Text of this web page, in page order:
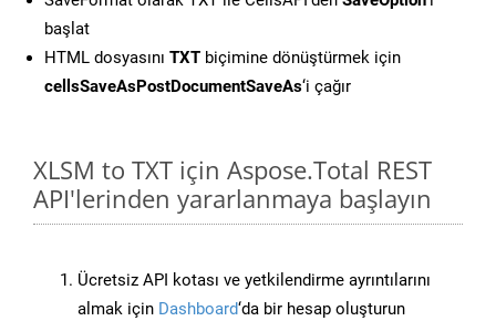
başlat
HTML dosyasını TXT biçimine dönüştürmek için
cellsSaveAsPostDocumentSaveAs‘i çağır
XLSM to TXT için Aspose.Total REST
API'lerinden yararlanmaya başlayın
Ücretsiz API kotası ve yetkilendirme ayrıntılarını
almak için Dashboard‘da bir hesap oluşturun